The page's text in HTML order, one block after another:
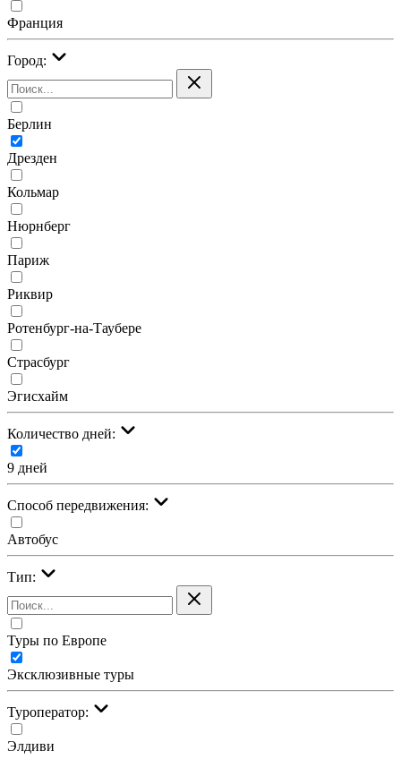
Франция
Город:
Берлин
Дрезден
Кольмар
Нюрнберг
Париж
Риквир
Ротенбург-на-Таубере
Страсбург
Эгисхайм
Количество дней:
9 дней
Cпособ передвижения:
Автобус
Тип:
Туры по Европе
Эксклюзивные туры
Туроператор:
Элдиви